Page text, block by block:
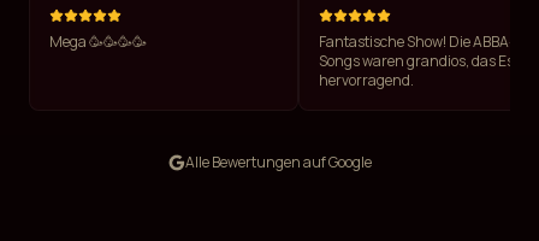
Mega 🥳🥳🥳🥳
Fantastische Show! Die ABBA-
Songs waren grandios, das Essen
hervorragend.
Alle Bewertungen auf Google